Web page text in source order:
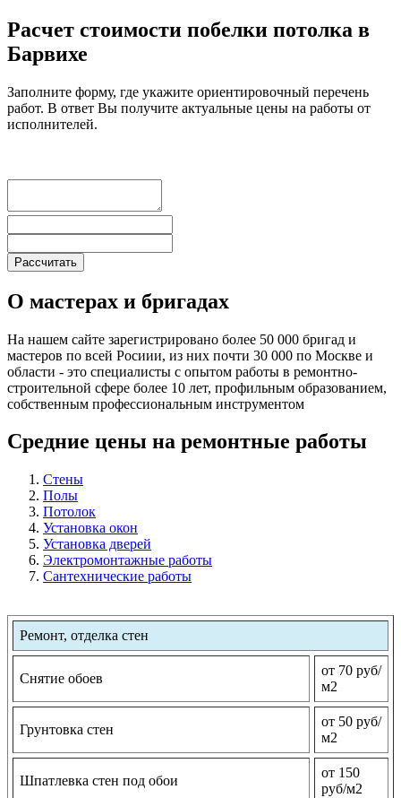
Расчет стоимости побелки потолка в
Барвихе
Заполните форму, где укажите ориентировочный перечень
работ. В ответ Вы получите актуальные цены на работы от
исполнителей.
О мастерах и бригадах
На нашем сайте зарегистрировано более 50 000 бригад и
мастеров по всей Росиии, из них почти 30 000 по Москве и
области - это специалисты с опытом работы в ремонтно-
строительной сфере более 10 лет, профильным образованием,
собственным профессиональным инструментом
Средние цены на ремонтные работы
Стены
Полы
Потолок
Установка окон
Установка дверей
Электромонтажные работы
Сантехнические работы
Ремонт, отделка стен
Снятие обоев
от 70 руб/
м2
Грунтовка стен
от 50 руб/
м2
Шпатлевка стен под обои
от 150
руб/м2